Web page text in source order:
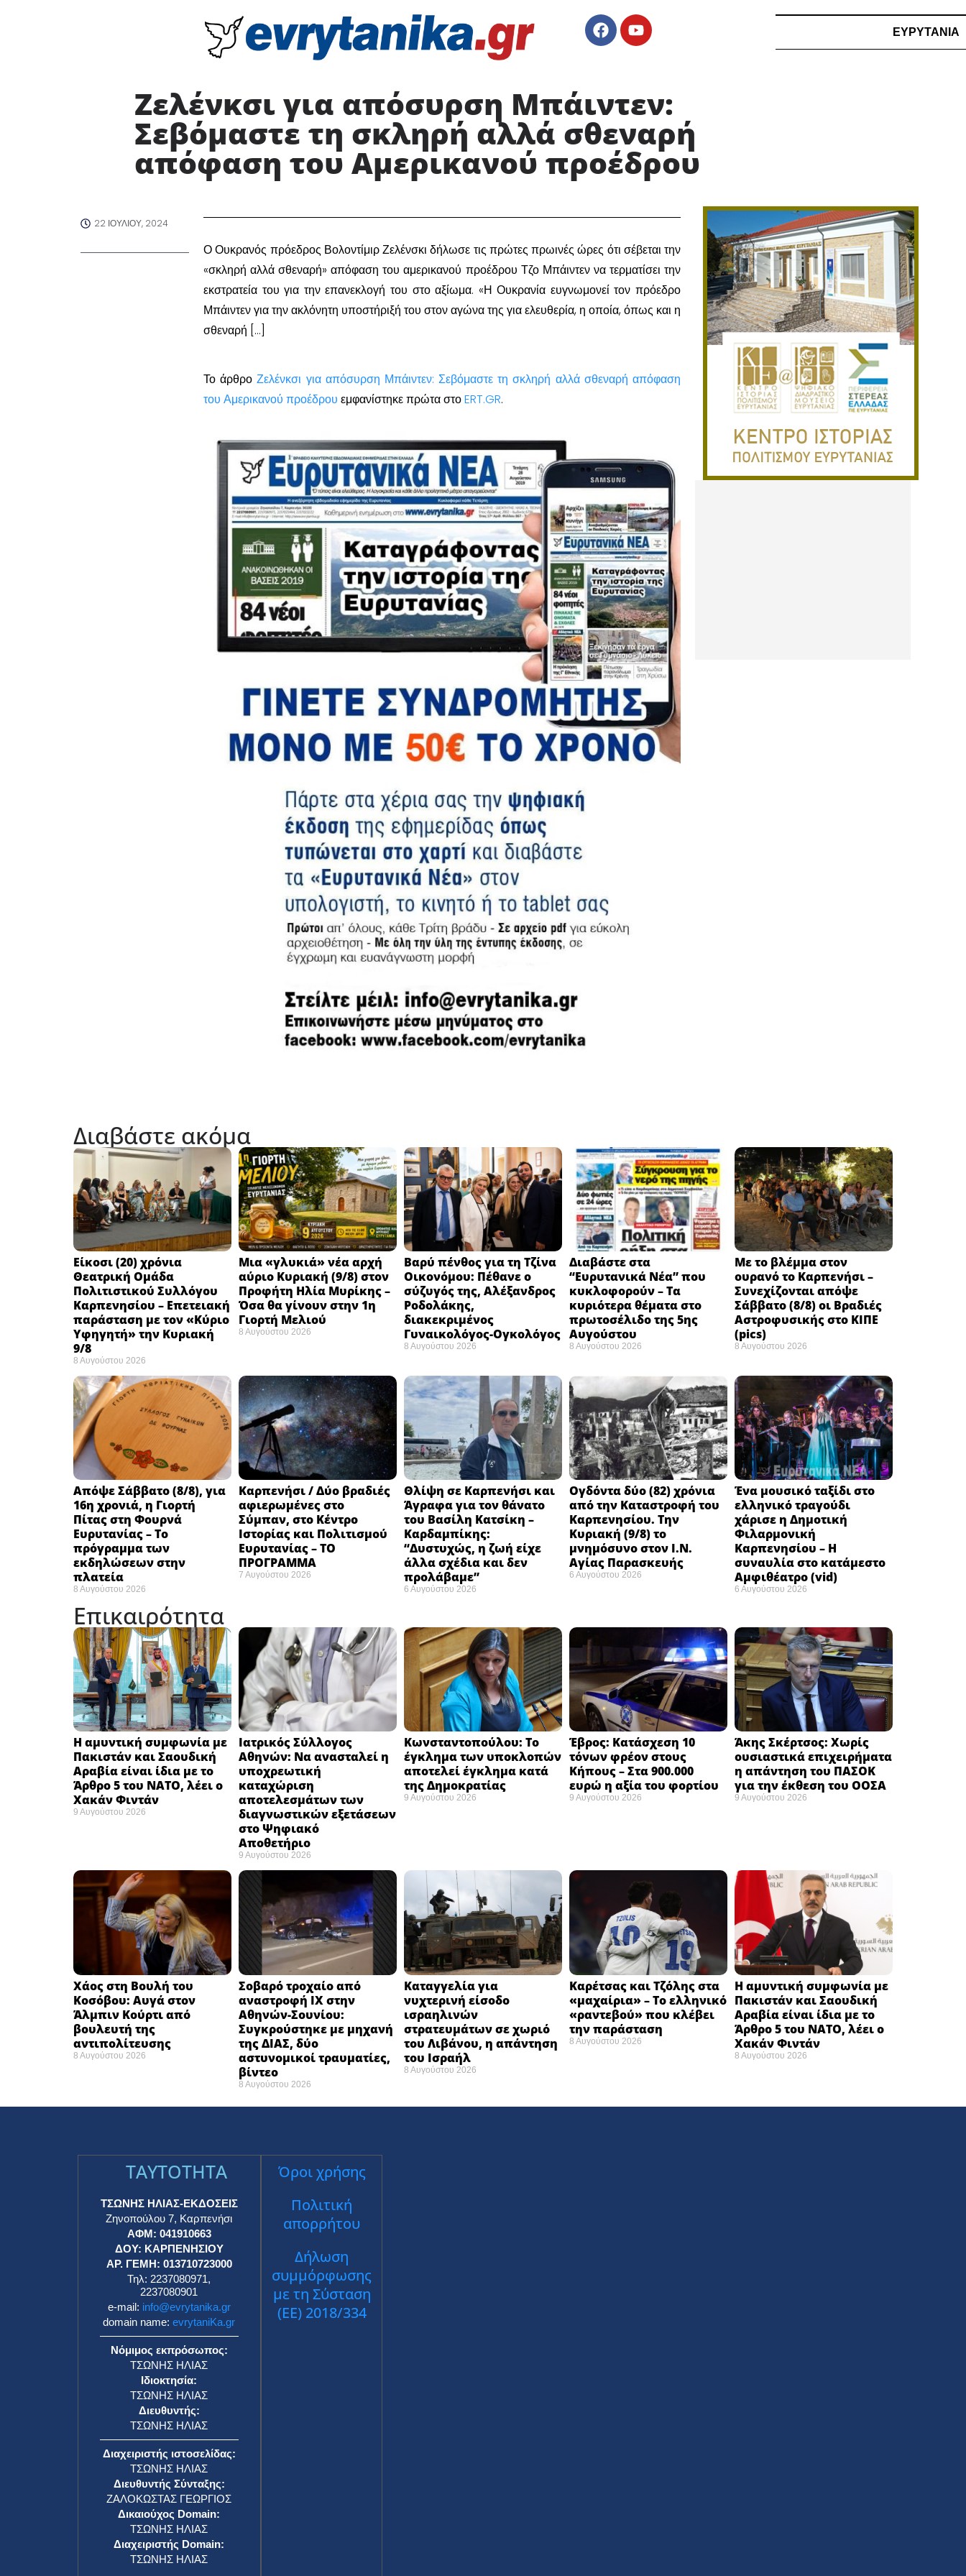
ΕΥΡΥΤΑΝΙΑ
Ζελένκσι για απόσυρση Μπάιντεν:
Σεβόμαστε τη σκληρή αλλά σθεναρή
απόφαση του Αμερικανού προέδρου
22 ΙΟΥΛΊΟΥ, 2024
Ο Ουκρανός πρόεδρος Βολοντίμιρ Ζελένσκι δήλωσε τις πρώτες πρωινές ώρες ότι σέβεται την
«σκληρή αλλά σθεναρή» απόφαση του αμερικανού προέδρου Τζο Μπάιντεν να τερματίσει την
εκστρατεία του για την επανεκλογή του στο αξίωμα. «Η Ουκρανία ευγνωμονεί τον πρόεδρο
Μπάιντεν για την ακλόνητη υποστήριξή του στον αγώνα της για ελευθερία, η οποία, όπως και η
σθεναρή […]
Το άρθροΖελένκσι για απόσυρση Μπάιντεν: Σεβόμαστε τη σκληρή αλλά σθεναρή απόφαση
του Αμερικανού προέδρου εμφανίστηκε πρώτα στοERT.GR.
Διαβάστε ακόμα
Eίκοσι (20) χρόνια
Θεατρική Ομάδα
Πολιτιστικού Συλλόγου
Καρπενησίου – Επετειακή
παράσταση με τον «Κύριο
Υφηγητή» την Κυριακή
9/8
8 Αυγούστου 2026
Μια «γλυκιά» νέα αρχή
αύριο Κυριακή (9/8) στον
Προφήτη Ηλία Μυρίκης –
Όσα θα γίνουν στην 1η
Γιορτή Μελιού
8 Αυγούστου 2026
Βαρύ πένθος για τη Τζίνα
Οικονόμου: Πέθανε ο
σύζυγός της, Αλέξανδρος
Ροδολάκης,
διακεκριμένος
Γυναικολόγος-Ογκολόγος
8 Αυγούστου 2026
Διαβάστε στα
“Ευρυτανικά Νέα” που
κυκλοφορούν – Τα
κυριότερα θέματα στο
πρωτοσέλιδο της 5ης
Αυγούστου
8 Αυγούστου 2026
Με το βλέμμα στον
ουρανό το Καρπενήσι –
Συνεχίζονται απόψε
Σάββατο (8/8) οι Βραδιές
Αστροφυσικής στο ΚΙΠΕ
(pics)
8 Αυγούστου 2026
Απόψε Σάββατο (8/8), για
16η χρονιά, η Γιορτή
Πίτας στη Φουρνά
Ευρυτανίας – Το
πρόγραμμα των
εκδηλώσεων στην
πλατεία
8 Αυγούστου 2026
Καρπενήσι / Δύο βραδιές
αφιερωμένες στο
Σύμπαν, στο Κέντρο
Ιστορίας και Πολιτισμού
Ευρυτανίας – ΤΟ
ΠΡΟΓΡΑΜΜΑ
7 Αυγούστου 2026
Θλίψη σε Καρπενήσι και
Άγραφα για τον θάνατο
του Βασίλη Κατσίκη –
Καρδαμπίκης:
“Δυστυχώς, η ζωή είχε
άλλα σχέδια και δεν
προλάβαμε”
6 Αυγούστου 2026
Ογδόντα δύο (82) χρόνια
από την Καταστροφή του
Καρπενησίου. Την
Κυριακή (9/8) το
μνημόσυνο στον Ι.Ν.
Αγίας Παρασκευής
6 Αυγούστου 2026
Ένα μουσικό ταξίδι στο
ελληνικό τραγούδι
χάρισε η Δημοτική
Φιλαρμονική
Καρπενησίου – Η
συναυλία στο κατάμεστο
Αμφιθέατρο (vid)
6 Αυγούστου 2026
Επικαιρότητα
Η αμυντική συμφωνία με
Πακιστάν και Σαουδική
Αραβία είναι ίδια με το
Άρθρο 5 του ΝΑΤΟ, λέει ο
Χακάν Φιντάν ​
9 Αυγούστου 2026
Ιατρικός Σύλλογος
Αθηνών: Να ανασταλεί η
υποχρεωτική
καταχώριση
αποτελεσμάτων των
διαγνωστικών εξετάσεων
στο Ψηφιακό
Αποθετήριο ​
9 Αυγούστου 2026
Κωνσταντοπούλου: Το
έγκλημα των υποκλοπών
αποτελεί έγκλημα κατά
της Δημοκρατίας ​
9 Αυγούστου 2026
Έβρος: Κατάσχεση 10
τόνων φρέον στους
Κήπους – Στα 900.000
ευρώ η αξία του φορτίου ​
9 Αυγούστου 2026
Άκης Σκέρτσος: Χωρίς
ουσιαστικά επιχειρήματα
η απάντηση του ΠΑΣΟΚ
για την έκθεση του ΟΟΣΑ ​
9 Αυγούστου 2026
Χάος στη Βουλή του
Κοσόβου: Αυγά στον
Άλμπιν Κούρτι από
βουλευτή της
αντιπολίτευσης
8 Αυγούστου 2026
Σοβαρό τροχαίο από
αναστροφή ΙΧ στην
Αθηνών-Σουνίου:
Συγκρούστηκε με μηχανή
της ΔΙΑΣ, δύο
αστυνομικοί τραυματίες,
βίντεο
8 Αυγούστου 2026
Καταγγελία για
νυχτερινή είσοδο
ισραηλινών
στρατευμάτων σε χωριό
του Λιβάνου, η απάντηση
του Ισραήλ
8 Αυγούστου 2026
Καρέτσας και Τζόλης στα
«μαχαίρια» – Το ελληνικό
«ραντεβού» που κλέβει
την παράσταση
8 Αυγούστου 2026
Η αμυντική συμφωνία με
Πακιστάν και Σαουδική
Αραβία είναι ίδια με το
Άρθρο 5 του ΝΑΤΟ, λέει ο
Χακάν Φιντάν
8 Αυγούστου 2026
TAYTOTHTA
ΤΣΩΝΗΣ ΗΛΙΑΣ-ΕΚΔΟΣΕΙΣ
Ζηνοπούλου 7, Καρπενήσι
ΑΦΜ: 041910663
ΔΟΥ: ΚΑΡΠΕΝΗΣΙΟΥ
ΑΡ. ΓΕΜΗ: 013710723000
Τηλ: 2237080971,
2237080901
e-mail: info@evrytanika.gr
domain name:evrytaniKa.gr
Νόμιμος εκπρόσωπος:
ΤΣΩΝΗΣ ΗΛΙΑΣ
Ιδιοκτησία:
ΤΣΩΝΗΣ ΗΛΙΑΣ
Διευθυντής:
ΤΣΩΝΗΣ ΗΛΙΑΣ
Διαχειριστής ιστοσελίδας:
ΤΣΩΝΗΣ ΗΛΙΑΣ
Διευθυντής Σύνταξης:
ΖΑΛΟΚΩΣΤΑΣ ΓΕΩΡΓΙΟΣ
Δικαιούχος Domain:
ΤΣΩΝΗΣ ΗΛΙΑΣ
Διαχειριστής Domain:
ΤΣΩΝΗΣ ΗΛΙΑΣ
Όροι χρήσης
Πολιτική
απορρήτου
Δήλωση
συμμόρφωσης
με τη Σύσταση
(ΕΕ) 2018/334